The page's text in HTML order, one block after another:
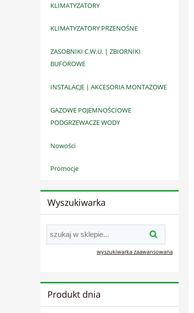
KLIMATYZATORY
KLIMATYZATORY PRZENOŚNE
ZASOBNIKI C.W.U. | ZBIORNIKI
BUFOROWE
INSTALACJE | AKCESORIA MONTAŻOWE
GAZOWE POJEMNOŚCIOWE
PODGRZEWACZE WODY
Nowości
Promocje
Wyszukiwarka
wyszukiwarka zaawansowana
Produkt dnia